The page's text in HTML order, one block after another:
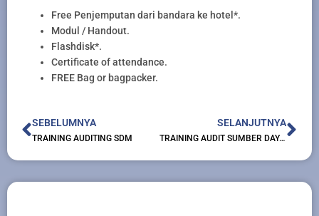
Free Penjemputan dari bandara ke hotel*.
Modul / Handout.
Flashdisk*.
Certificate of attendance.
FREE Bag or bagpacker.
Prev
SEBELUMNYA
TRAINING AUDITING SDM
SELANJUTNYA
TRAINING AUDIT SUMBER DAYA MANUSIA